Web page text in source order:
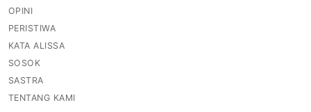
OPINI
PERISTIWA
KATA ALISSA
SOSOK
SASTRA
TENTANG KAMI